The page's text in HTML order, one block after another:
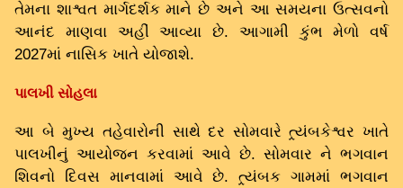
તેમના શાશ્વત માર્ગદર્શક માને છે અને આ સમયના ઉત્સવનો
આનંદ માણવા અહીં આવ્યા છે. આગામી કુંભ મેળો વર્ષ
2027માં નાસિક ખાતે યોજાશે.
પાલખી સોહલા
આ બે મુખ્ય તહેવારોની સાથે દર સોમવારે ત્ર્યંબકેશ્વર ખાતે
પાલખીનું આયોજન કરવામાં આવે છે. સોમવાર ને ભગવાન
શિવનો દિવસ માનવામાં આવે છે. ત્ર્યંબક ગામમાં ભગવાન